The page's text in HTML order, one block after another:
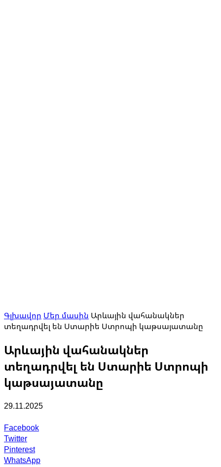
Գլխավոր Մեր մասին Արևային վահանակներ
տեղադրվել են Ստարիե Ստրոպի կաթսայատանը
Արևային վահանակներ
տեղադրվել են Ստարիե Ստրոպի
կաթսայատանը
29.11.2025
Facebook
Twitter
Pinterest
WhatsApp